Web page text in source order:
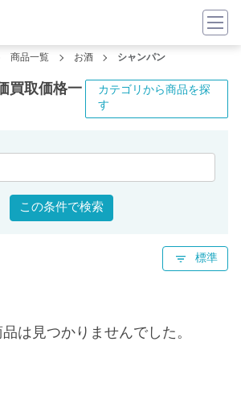
商品一覧 お酒 シャンパン
買取価格一
カテゴリから商品を探
す
この条件で検索
標準
は見つかりませんでした。